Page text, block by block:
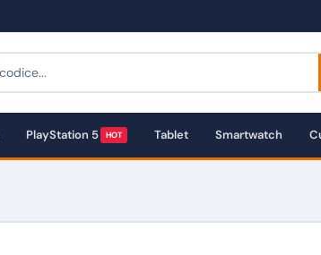
PlayStation 5 HOT Tablet Smartwatch